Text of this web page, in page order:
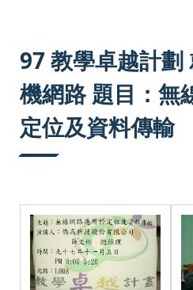
97 教學卓越計劃
機網路 題目：無
定位及資料傳輸